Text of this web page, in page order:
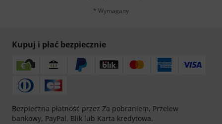
* Wymagany
Kupuj i płać bezpiecznie
Bezpieczna płatność przez Za pobraniem, Przelew
bankowy, PayPal, Blik lub Karta kredytowa.